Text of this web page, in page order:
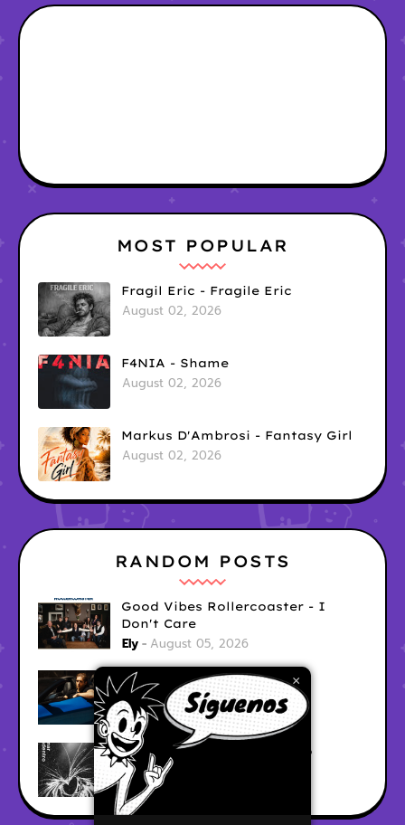
×
MOST POPULAR
Fragil Eric - Fragile Eric
August 02, 2026
F4NIA - Shame
August 02, 2026
Markus D'Ambrosi - Fantasy Girl
August 02, 2026
RANDOM POSTS
Good Vibes Rollercoaster - I
Don't Care
Ely August 05, 2026
Hyperwulf - FaceTime
Ely August 04, 2026
BARRACÜDA - Mar Adentro
Ely August 04, 2026